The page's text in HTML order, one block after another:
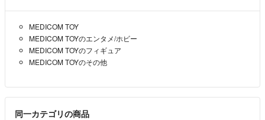
MEDICOM TOY
MEDICOM TOYのエンタメ/ホビー
MEDICOM TOYのフィギュア
MEDICOM TOYのその他
同一カテゴリの商品